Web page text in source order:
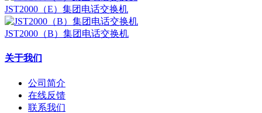
JST2000（E）集团电话交换机
JST2000（B）集团电话交换机
关于我们
公司简介
在线反馈
联系我们